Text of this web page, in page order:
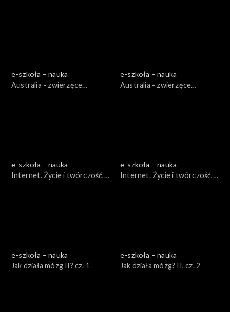
e-szkoła – nauka
Australia - zwierzęce
e-szkoła – nauka
Australia - zwierzęce
e-szkoła – nauka
Internet. Życie i twórczość,
e-szkoła – nauka
Internet. Życie i twórczość,
e-szkoła – nauka
Jak działa mózg II? cz. 1
e-szkoła – nauka
Jak działa mózg? II, cz. 2